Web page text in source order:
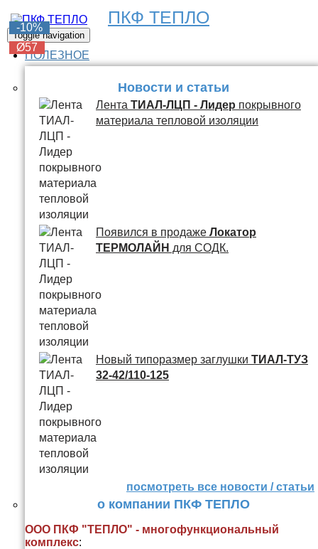
ПКФ ТЕПЛО
Toggle navigation
ПОЛЕЗНОЕ
Новости и статьи
Лента ТИАЛ-ЛЦП - Лидер покрывного
материала тепловой изоляции
Появился в продаже Локатор
ТЕРМОЛАЙН для СОДК.
Новый типоразмер заглушки ТИАЛ-ТУЗ
32-42/110-125
посмотреть все новости / статьи
о компании ПКФ ТЕПЛО
ООО ПКФ "ТЕПЛО" - многофункциональный
комплекс:
-6%
Ø57
-6%
Ø57
-6%
Ø57
-6%
Ø57
-10%
Ø57